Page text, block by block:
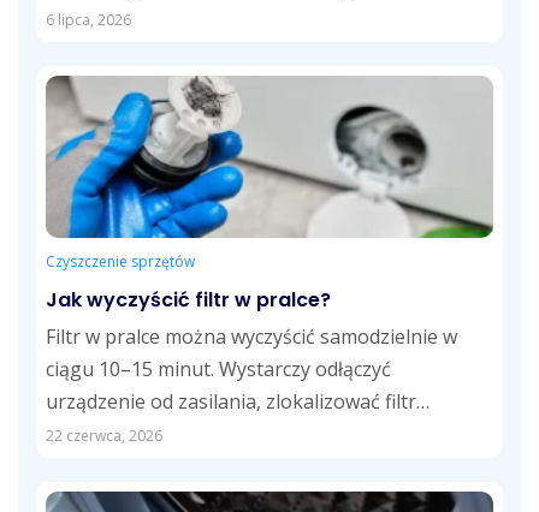
czystości dostosowane do różnych powierzchni
6 lipca, 2026
Czyszczenie sprzętów
Jak wyczyścić filtr w pralce?
Filtr w pralce można wyczyścić samodzielnie w
ciągu 10–15 minut. Wystarczy odłączyć
urządzenie od zasilania, zlokalizować filtr
odpływowy, usunąć zalegające...
22 czerwca, 2026